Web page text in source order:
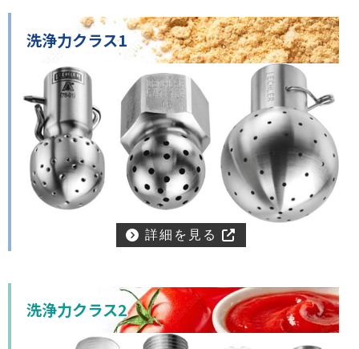
洗浄力クラス1
詳細を見る
洗浄力クラス2